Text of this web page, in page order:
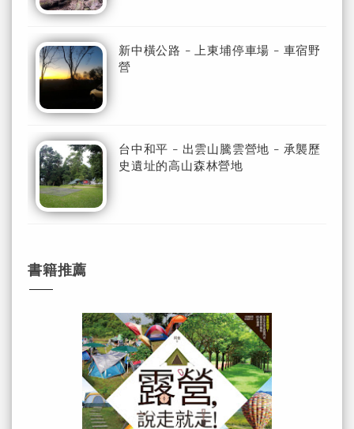
新中橫公路 - 上東埔停車場 - 車宿野
營
台中和平 - 出雲山騰雲營地 - 承襲歷
史遺址的高山森林營地
書籍推薦